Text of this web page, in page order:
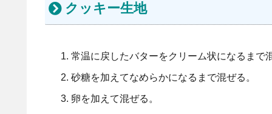
クッキー生地
常温に戻したバターをクリーム状になるまで
砂糖を加えてなめらかになるまで混ぜる。
卵を加えて混ぜる。